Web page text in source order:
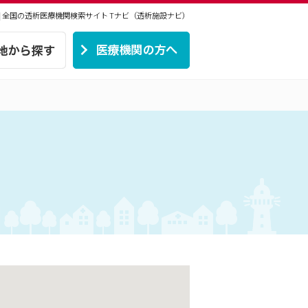
国の透析医療機関検索サイトTナビ（透析施設ナビ）